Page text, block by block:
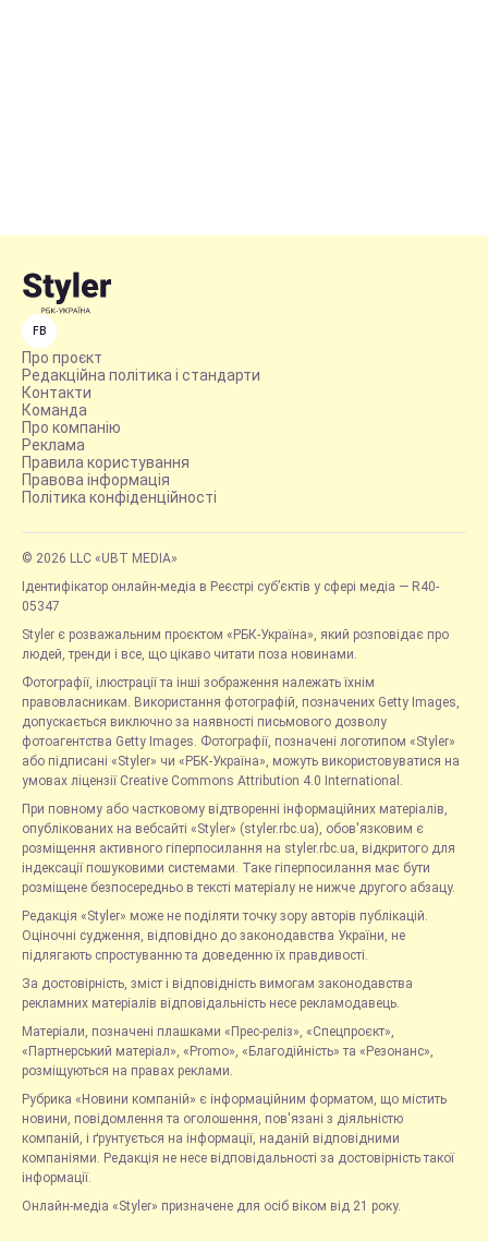
FB
Про проєкт
Редакційна політика і стандарти
Контакти
Команда
Про компанію
Реклама
Правила користування
Правова інформація
Політика конфіденційності
© 2026 LLC «UBT MEDIA»
Ідентифікатор онлайн-медіа в Реєстрі суб’єктів у сфері медіа — R40-
05347
Styler є розважальним проєктом «РБК-Україна», який розповідає про
людей, тренди і все, що цікаво читати поза новинами.
Фотографії, ілюстрації та інші зображення належать їхнім
правовласникам. Використання фотографій, позначених Getty Images,
допускається виключно за наявності письмового дозволу
фотоагентства Getty Images. Фотографії, позначені логотипом «Styler»
або підписані «Styler» чи «РБК-Україна», можуть використовуватися на
умовах ліцензії Creative Commons Attribution 4.0 International.
При повному або частковому відтворенні інформаційних матеріалів,
опублікованих на вебсайті «Styler» (styler.rbc.ua), обов'язковим є
розміщення активного гіперпосилання на styler.rbc.ua, відкритого для
індексації пошуковими системами. Таке гіперпосилання має бути
розміщене безпосередньо в тексті матеріалу не нижче другого абзацу.
Редакція «Styler» може не поділяти точку зору авторів публікацій.
Оціночні судження, відповідно до законодавства України, не
підлягають спростуванню та доведенню їх правдивості.
За достовірність, зміст і відповідність вимогам законодавства
рекламних матеріалів відповідальність несе рекламодавець.
Матеріали, позначені плашками «Прес-реліз», «Спецпроєкт»,
«Партнерський матеріал», «Promo», «Благодійність» та «Резонанс»,
розміщуються на правах реклами.
Рубрика «Новини компаній» є інформаційним форматом, що містить
новини, повідомлення та оголошення, пов'язані з діяльністю
компаній, і ґрунтується на інформації, наданій відповідними
компаніями. Редакція не несе відповідальності за достовірність такої
інформації.
Онлайн-медіа «Styler» призначене для осіб віком від 21 року.